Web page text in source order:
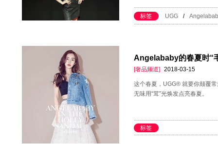
标签 UGG /
Angelababy的春夏时“
[奢品频道] 2018-03-15
这个春夏，UGG® 就要你颠覆
无味用“茸”光焕发点亮春夏。
标签